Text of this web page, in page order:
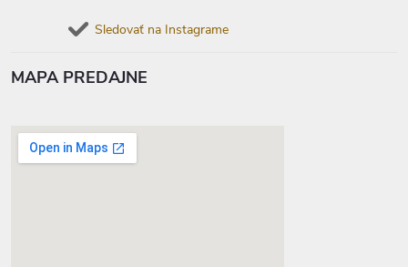
Sledovať na Instagrame
MAPA PREDAJNE